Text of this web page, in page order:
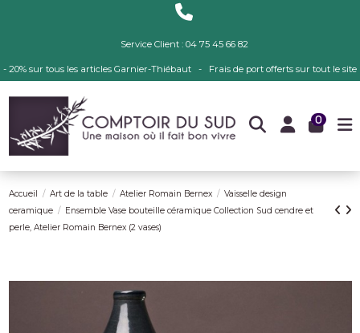
Service Client : 04 75 45 66 82
- 20% sur tous les articles Garnier-Thiébaut - Frais de port offerts sur tout le site
0
Accueil Art de la table Atelier Romain Bernex
Vaisselle design
ceramique
Ensemble Vase bouteille céramique Collection Sud cendre et
perle, Atelier Romain Bernex (2 vases)